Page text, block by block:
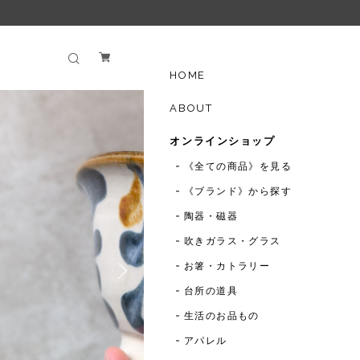
HOME
ABOUT
オンラインショップ
《全ての商品》を見る
《ブランド》から探す
陶器・磁器
吹きガラス・グラス
お箸・カトラリー
台所の道具
生活のお品もの
アパレル